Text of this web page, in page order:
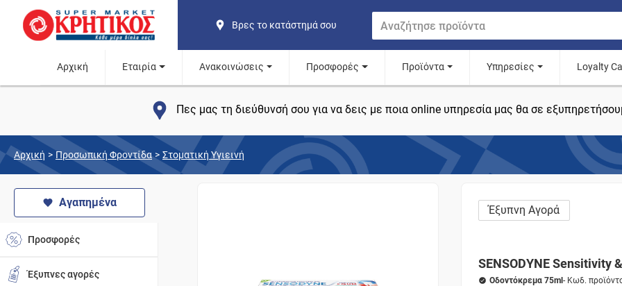
Βρες το κατάστημά σου
Αρχική Εταιρία Ανακοινώσεις Προσφορές Προϊόντα Υπηρεσίες Loyalty
Πες μας τη διεύθυνσή σου για να δεις με ποια online υπηρεσία μας θα σε
Αρχική > Προσωπική Φροντίδα > Στοματική Υγιεινή
Αγαπημένα
Προσφορές
Έξυπνες αγορές
Έξυπνη Αγορά
SENSODYNE Sensitivity
Οδοντόκρεμα 75ml - Κωδ.